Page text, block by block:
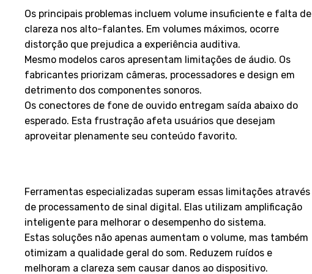
Os principais problemas incluem volume insuficiente e falta de
clareza nos alto-falantes. Em volumes máximos, ocorre
distorção que prejudica a experiência auditiva.
Mesmo modelos caros apresentam limitações de áudio. Os
fabricantes priorizam câmeras, processadores e design em
detrimento dos componentes sonoros.
Os conectores de fone de ouvido entregam saída abaixo do
esperado. Esta frustração afeta usuários que desejam
aproveitar plenamente seu conteúdo favorito.
Ferramentas especializadas superam essas limitações através
de processamento de sinal digital. Elas utilizam amplificação
inteligente para melhorar o desempenho do sistema.
Estas soluções não apenas aumentam o volume, mas também
otimizam a qualidade geral do som. Reduzem ruídos e
melhoram a clareza sem causar danos ao dispositivo.